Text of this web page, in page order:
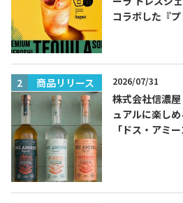
コラボした『
商品リリース 2026/07/31
株式会社信濃
ュアルに楽し
「ドス・アミ